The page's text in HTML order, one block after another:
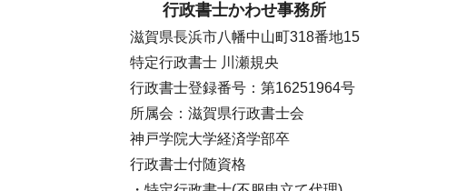
行政書士かわせ事務所
滋賀県長浜市八幡中山町318番地15
特定行政書士 川瀬規央
行政書士登録番号：第16251964号
所属会：滋賀県行政書士会
神戸学院大学経済学部卒
行政書士付随資格